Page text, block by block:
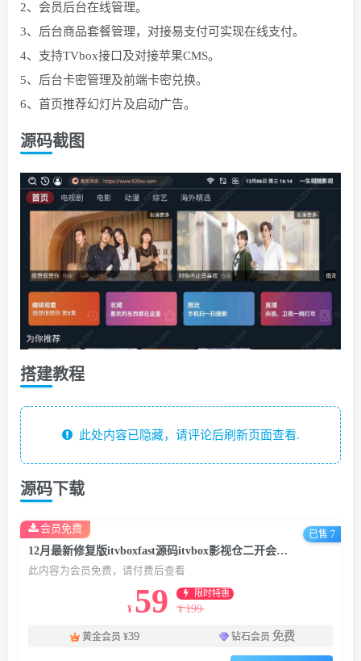
2、会员后台在线管理。
3、后台商品套餐管理，对接易支付可实现在线支付。
4、支持TVbox接口及对接苹果CMS。
5、后台卡密管理及前端卡密兑换。
6、首页推荐幻灯片及启动广告。
源码截图
搭建教程
此处内容已隐藏，请评论后刷新页面查看.
源码下载
12月最新修复版itvboxfast源码itvbox影视仓二开会员版 支持仓库/自动换源/对接苹果CMS及tvbox接口 如意影视APP源码附视频搭建教程
此内容为会员免费，请付费后查看
¥ 59 限时特惠
¥ 199
黄金会员 ¥39 钻石会员 免费
会员免费
已售 7